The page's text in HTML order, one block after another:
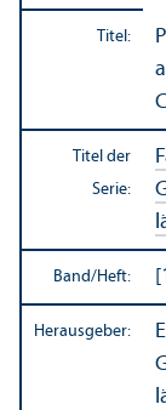
Titel:
Titel der
Serie:
Band/Heft:
Herausgeber: